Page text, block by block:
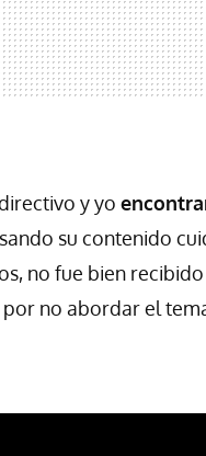
y yo
su contenido
no fue bien
no abordar el